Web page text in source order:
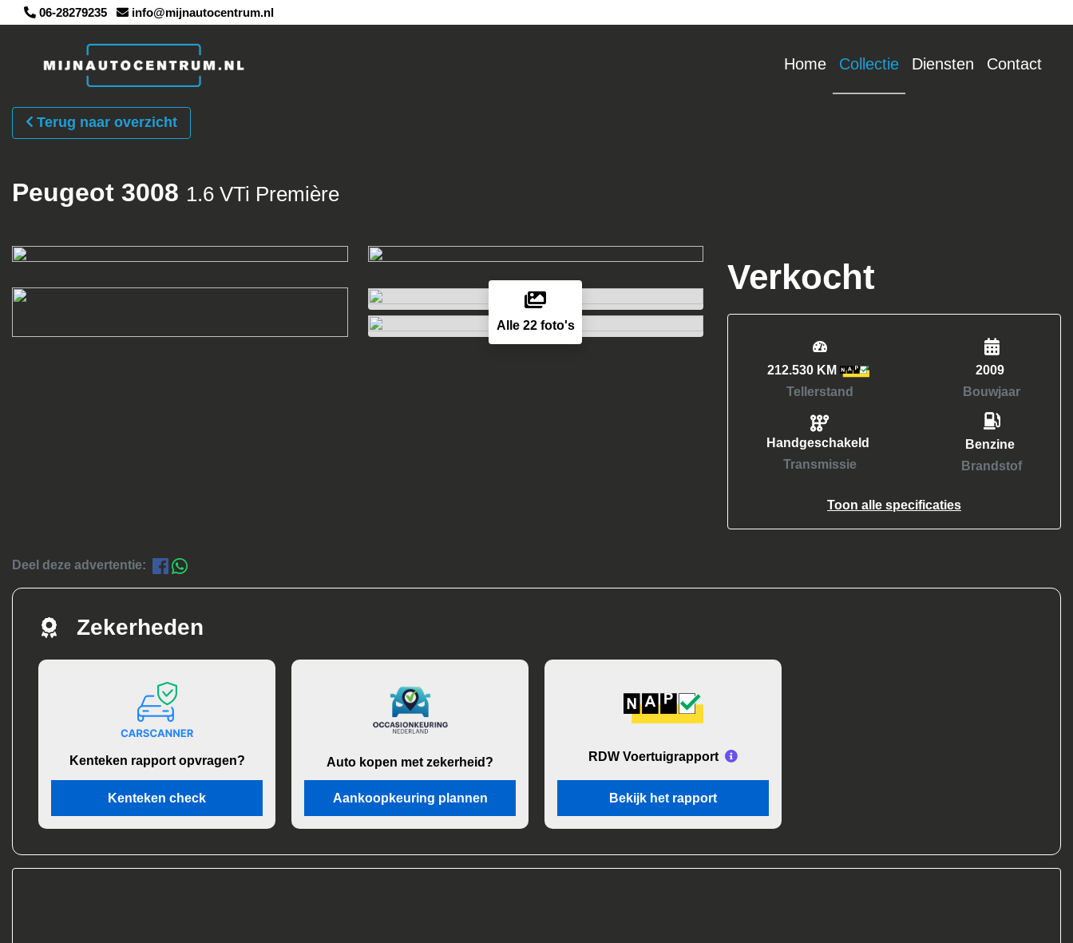
06-28279235 info@mijnautocentrum.nl
Home Collectie Diensten Contact
Terug naar overzicht
Peugeot 3008 1.6 VTi Première
Alle 22 foto's
Verkocht
212.530 KM
Tellerstand
Handgeschakeld
Transmissie
2009
Bouwjaar
Benzine
Brandstof
Toon alle specificaties
Deel deze advertentie:
Zekerheden
Kenteken rapport opvragen?
Kenteken check
Auto kopen met zekerheid?
Aankoopkeuring plannen
RDW Voertuigrapport
Bekijk het rapport